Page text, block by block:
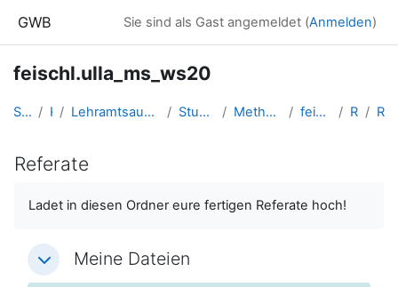
GWB Sie sind als Gast angemeldet (Anmelden)
feischl.ulla_ms_ws20
Startseite Kurse Lehramtsausbildung GW im Cluster Österreich Mitte Studentische Lernkurse Methodik der NMS - 2020 WS feischl.ulla_ms_ws20 Referate
Referate
Ladet in diesen Ordner eure fertigen Referate hoch!
Meine Dateien
Meine DateienMeine Dateien